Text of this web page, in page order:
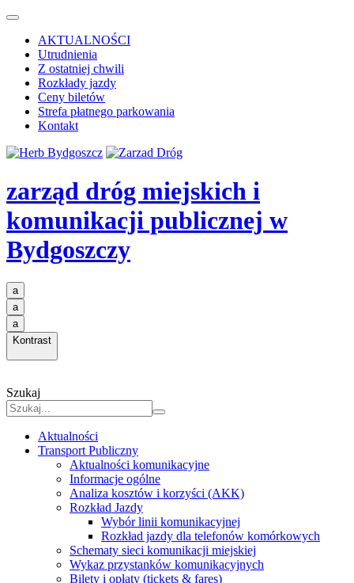
AKTUALNOŚCI
Utrudnienia
Z ostatniej chwili
Rozkłady jazdy
Ceny biletów
Strefa płatnego parkowania
Kontakt
zarząd dróg miejskich i
komunikacji publicznej w
Bydgoszczy
a
a
a
Kontrast
Szukaj
Aktualności
Transport Publiczny
Aktualności komunikacyjne
Informacje ogólne
Analiza kosztów i korzyści (AKK)
Rozkład Jazdy
Wybór linii komunikacyjnej
Rozkład jazdy dla telefonów komórkowych
Schematy sieci komunikacji miejskiej
Wykaz przystanków komunikacyjnych
Bilety i opłaty (tickets & fares)